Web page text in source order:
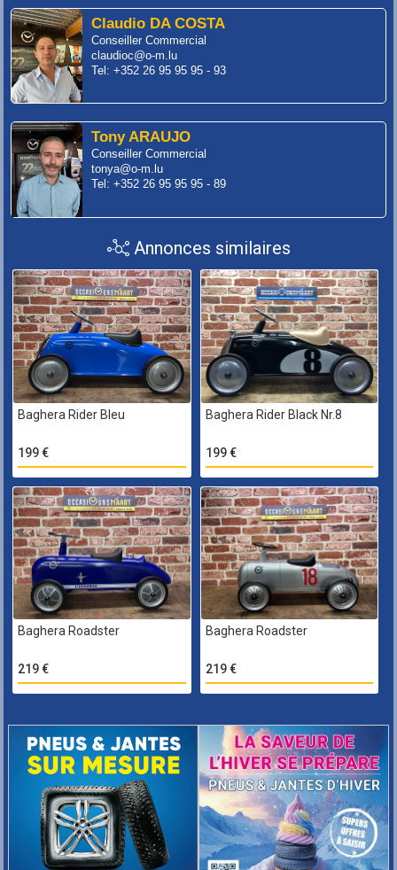
Claudio DA COSTA
Conseiller Commercial
claudioc@o-m.lu
Tel: +352 26 95 95 95 - 93
Tony ARAUJO
Conseiller Commercial
tonya@o-m.lu
Tel: +352 26 95 95 95 - 89
Annonces similaires
Baghera Rider Bleu
199 €
Baghera Rider Black Nr.8
199 €
Baghera Roadster
219 €
Baghera Roadster
219 €